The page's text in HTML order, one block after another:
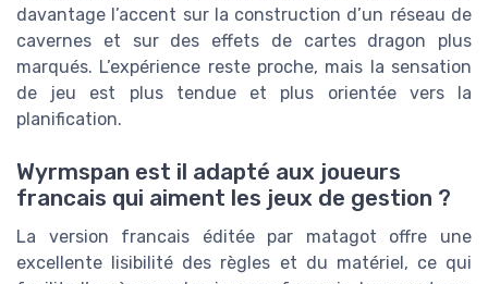
davantage l’accent sur la construction d’un réseau de
cavernes et sur des effets de cartes dragon plus
marqués. L’expérience reste proche, mais la sensation
de jeu est plus tendue et plus orientée vers la
planification.
Wyrmspan est il adapté aux joueurs
francais qui aiment les jeux de gestion ?
La version francais éditée par matagot offre une
excellente lisibilité des règles et du matériel, ce qui